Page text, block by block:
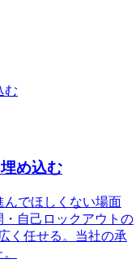
む
め込む
でほしくない場面
自己ロックアウトの
く任せる。当社の承